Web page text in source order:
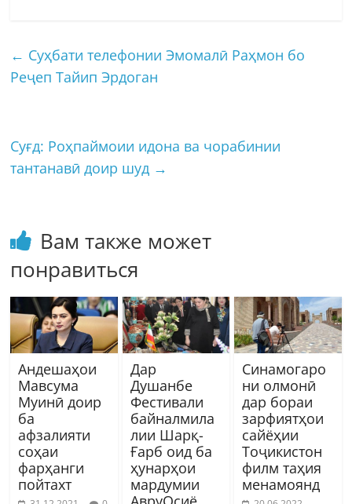
← Суҳбати телефонии Эмомалӣ Раҳмон бо
Реҷеп Тайип Эрдоган
Суғд: Роҳпаймоии идона ва чорабинии
тантанавӣ доир шуд →
Вам также может
понравиться
Андешаҳои
Мавсума
Муинӣ доир
ба
афзалияти
соҳаи
фарҳанги
пойтахт
Дар
Душанбе
Фестивали
байналмила
лии Шарқ-
Ғарб оид ба
ҳунарҳои
мардумии
Синамогаро
ни олмонӣ
дар бораи
зарфиятҳои
сайёҳии
Тоҷикистон
филм таҳия
менамоянд